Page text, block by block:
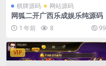
棋牌源码 网站源码
网狐二开广西乐成娱乐纯源码
1 年前 8 99
VIP